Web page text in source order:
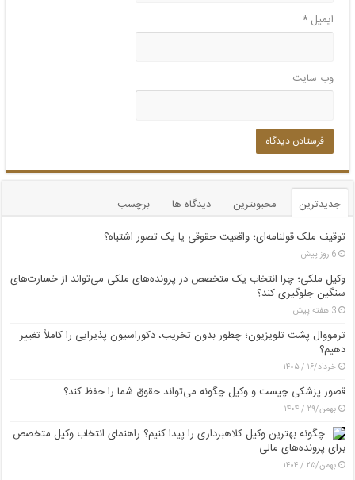
ایمیل*
وب‌ سایت
جدیدترین محبوبترین دیدگاه ها
برچسب
توقیف ملک قولنامه‌ای؛ واقعیت حقوقی یا یک تصور اشتباه؟
6 روز پیش
وکیل ملکی؛ چرا انتخاب یک متخصص در پرونده‌های ملکی می‌تواند از خسارت‌های
سنگین جلوگیری کند؟
3 هفته پیش
ترمووال پشت تلویزیون؛ چطور بدون تخریب، دکوراسیون پذیرایی را کاملاً تغییر
دهیم؟
خرداد/۱۶ / ۱۴۰۵
قصور پزشکی چیست و وکیل چگونه می‌تواند حقوق شما را حفظ کند؟
بهمن/۲۹ / ۱۴۰۴
چگونه بهترین وکیل کلاهبرداری را پیدا کنیم؟ راهنمای انتخاب وکیل متخصص
برای پرونده‌های مالی
بهمن/۲۵ / ۱۴۰۴